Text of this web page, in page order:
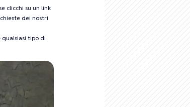
clicchi su un link
dei nostri
tipo di